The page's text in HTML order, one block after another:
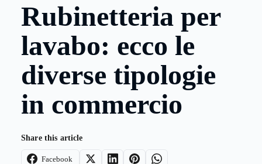
Rubinetteria per
lavabo: ecco le
diverse tipologie
in commercio
Share this article
Facebook